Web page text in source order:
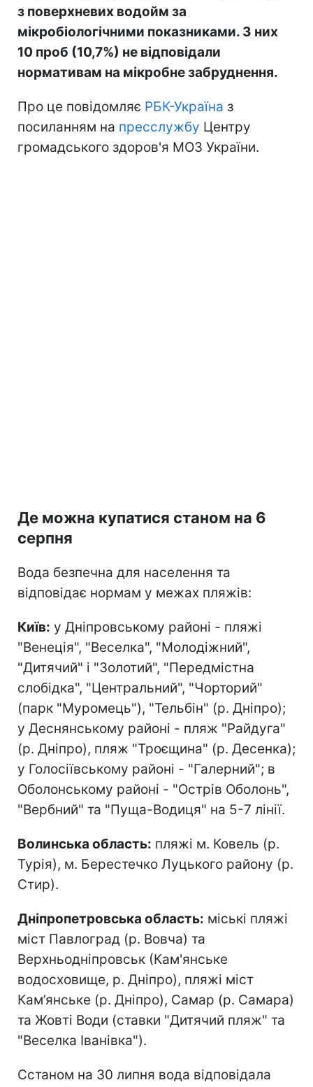
з поверхневих водойм за
мікробіологічними показниками. З них
10 проб (10,7%) не відповідали
нормативам на мікробне забруднення.
Про це повідомляє РБК-Україна з
посиланням на пресслужбу Центру
громадського здоров'я МОЗ України.
Де можна купатися станом на 6
серпня
Вода безпечна для населення та
відповідає нормам у межах пляжів:
Київ: у Дніпровському районі - пляжі
"Венеція", "Веселка", "Молодіжний",
"Дитячий" і "Золотий", "Передмістна
слобідка", "Центральний", "Чорторий"
(парк "Муромець"), "Тельбін" (р. Дніпро);
у Деснянському районі - пляж "Райдуга"
(р. Дніпро), пляж "Троєщина" (р. Десенка);
у Голосіївському районі - "Галерний"; в
Оболонському районі - "Острів Оболонь",
"Вербний" та "Пуща-Водиця" на 5-7 лінії.
Волинська область: пляжі м. Ковель (р.
Турія), м. Берестечко Луцького району (р.
Стир).
Дніпропетровська область: міські пляжі
міст Павлоград (р. Вовча) та
Верхньодніпровськ (Кам'янське
водосховище, р. Дніпро), пляжі міст
Кам’янське (р. Дніпро), Самар (р. Самара)
та Жовті Води (ставки "Дитячий пляж" та
"Веселка Іванівка").
Сстаном на 30 липня вода відповідала